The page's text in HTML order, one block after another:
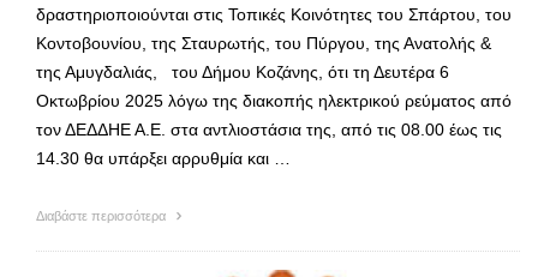
δραστηριοποιούνται στις Τοπικές Κοινότητες του Σπάρτου, του
Κοντοβουνίου, της Σταυρωτής, του Πύργου, της Ανατολής &
της Αμυγδαλιάς, του Δήμου Κοζάνης, ότι τη Δευτέρα 6
Οκτωβρίου 2025 λόγω της διακοπής ηλεκτρικού ρεύματος από
τον ΔΕΔΔΗΕ Α.Ε. στα αντλιοστάσια της, από τις 08.00 έως τις
14.30 θα υπάρξει αρρυθμία και …
Διαβάστε περισσότερα